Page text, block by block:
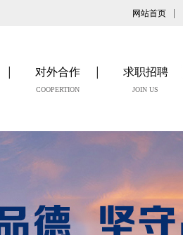
网站首页
对外合作
COOPERTION
求职招聘
JOIN US